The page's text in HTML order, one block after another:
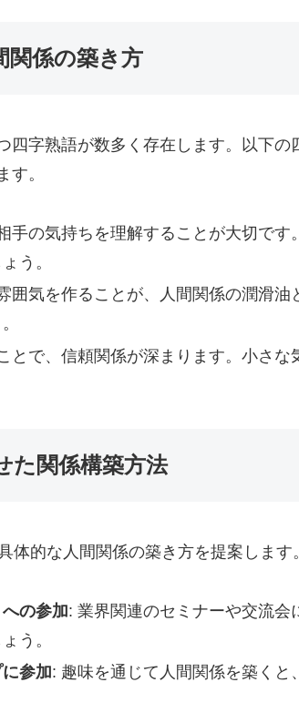
関係の築き方
四字熟語が数多く存在します。以下の
す。
手の気持ちを理解することが大切です
う。
囲気を作ることが、人間関係の潤滑油
とで、信頼関係が深まります。小さな
た関係構築方法
体的な人間関係の築き方を提案します。
の参加: 業界関連のセミナーや交流会
う。
参加: 趣味を通じて人間関係を築くと